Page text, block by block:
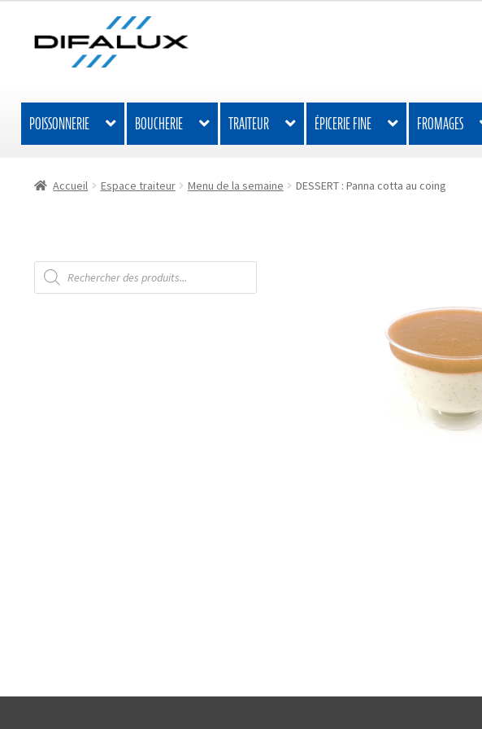
à
au
contenu
POISSONNERIE BOUCHERIE TRAITEUR ÉPICERIE FINE FROMAGES
Accueil Espace traiteur Menu de la semaine DESSERT : Panna cotta au coing
Recherche
de
produits